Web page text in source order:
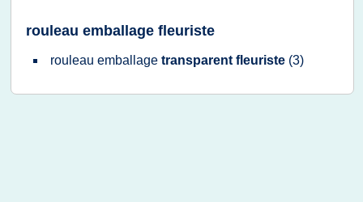
rouleau emballage fleuriste
rouleau emballage transparent fleuriste (3)